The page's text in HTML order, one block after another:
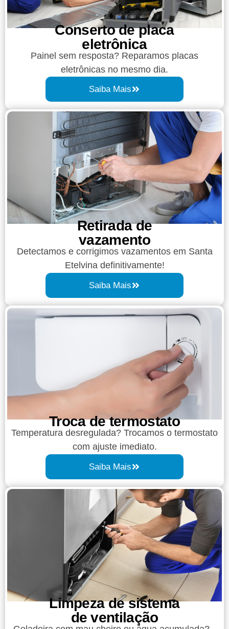
Conserto de placa
eletrônica
Painel sem resposta? Reparamos placas
eletrônicas no mesmo dia.
Saiba Mais
Retirada de
vazamento​​
Detectamos e corrigimos vazamentos em Santa
Etelvina definitivamente!
Saiba Mais
Troca de termostato
Temperatura desregulada? Trocamos o termostato
com ajuste imediato.
Saiba Mais
Limpeza de sistema
de ventilação